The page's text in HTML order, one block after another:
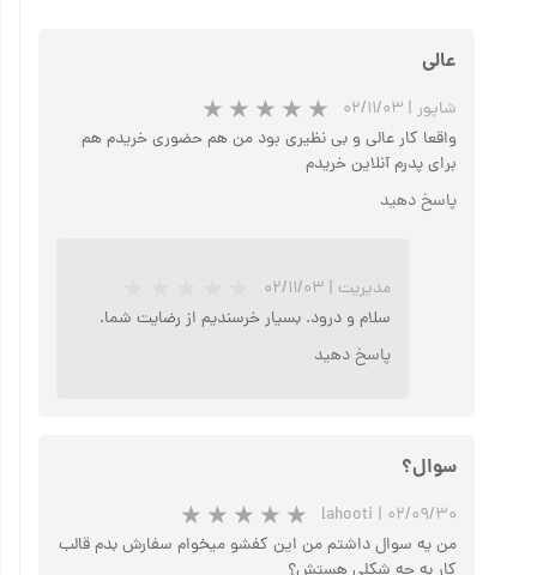
سوال؟
lahooti | ۰۲/۰۹/۳۰
من یه سوال داشتم من این کفشو میخوام سفارش بدم قالب
عالی
شاپور | ۰۲/۱۱/۰۳
واقعا کار عالی و بی نظیری بود من هم حضوری خریدم هم
برای پدرم آنلاین خریدم
پاسخ دهید
مدیریت | ۰۲/۱۱/۰۳
سلام و درود. بسیار خرسندیم از رضایت شما.
پاسخ دهید